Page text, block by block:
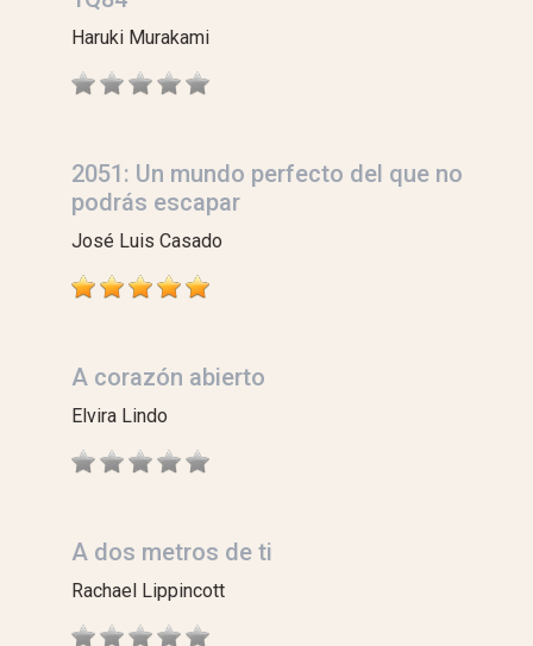
Haruki Murakami
2051: Un mundo perfecto del que no
podrás escapar
José Luis Casado
A corazón abierto
Elvira Lindo
A dos metros de ti
Rachael Lippincott